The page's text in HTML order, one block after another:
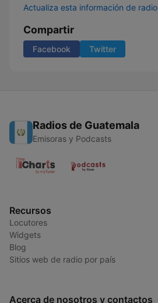
Actualiza esta información de radio
Compartir
Facebook Twitter
Radios de Guatemala
Emisoras y Podcasts
Recursos
Locutores
Widgets
Blog
Sitios web de radio por país
Acerca de nosotros y contactos